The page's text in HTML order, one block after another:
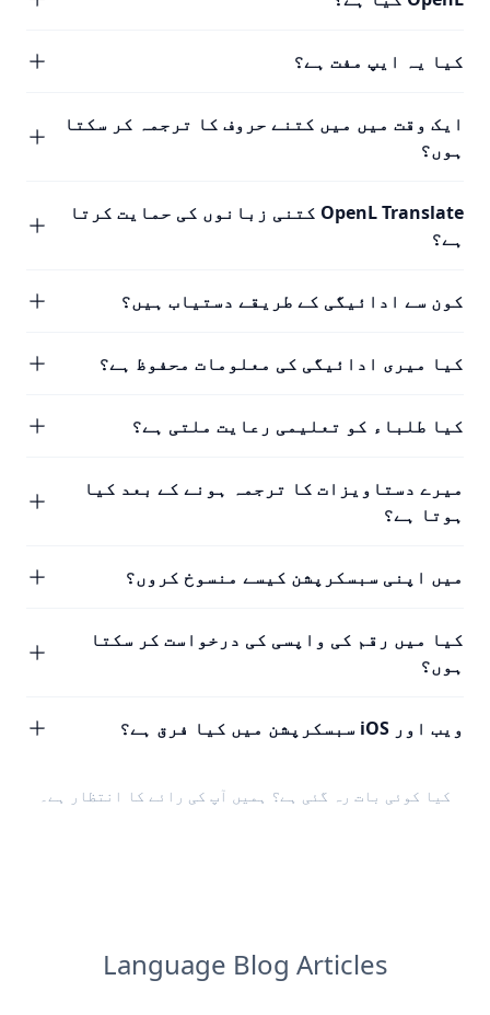
کیا یہ ایپ مفت ہے؟
ایک وقت میں میں کتنے حروف کا ترجمہ کر سکتا
ہوں؟
OpenL Translate کتنی زبانوں کی حمایت کرتا
ہے؟
کون سے ادائیگی کے طریقے دستیاب ہیں؟
کیا میری ادائیگی کی معلومات محفوظ ہے؟
کیا طلباء کو تعلیمی رعایت ملتی ہے؟
میرے دستاویزات کا ترجمہ ہونے کے بعد کیا
ہوتا ہے؟
میں اپنی سبسکرپشن کیسے منسوخ کروں؟
کیا میں رقم کی واپسی کی درخواست کر سکتا
ہوں؟
ویب اور iOS سبسکرپشن میں کیا فرق ہے؟
کیا کوئی بات رہ گئی ہے؟ ہمیں آپ کی رائے کا انتظار ہے۔
Language Blog Articles